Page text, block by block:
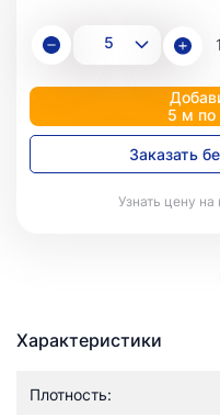
5 м по
Заказать
Узнать цену
Характеристики
Плотность: